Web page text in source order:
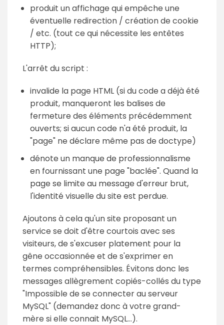
produit un affichage qui empêche une
éventuelle redirection / création de cookie
/ etc. (tout ce qui nécessite les entêtes
HTTP);
L'arrêt du script :
invalide la page HTML (si du code a déjà été
produit, manqueront les balises de
fermeture des éléments précédemment
ouverts; si aucun code n'a été produit, la
"page" ne déclare même pas de doctype)
dénote un manque de professionnalisme
en fournissant une page "baclée". Quand la
page se limite au message d'erreur brut,
l'identité visuelle du site est perdue.
Ajoutons à cela qu'un site proposant un
service se doit d'être courtois avec ses
visiteurs, de s'excuser platement pour la
gêne occasionnée et de s'exprimer en
termes compréhensibles. Évitons donc les
messages allègrement copiés-collés du type
"Impossible de se connecter au serveur
MySQL" (demandez donc à votre grand-
mère si elle connait MySQL…).